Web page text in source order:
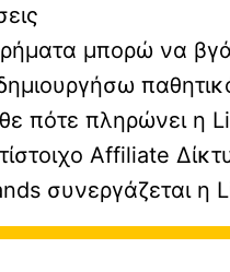
μπορώ να
πότε πληρώνει η
Affiliate
συνεργάζεται η